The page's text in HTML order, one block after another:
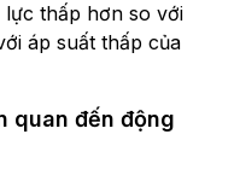
thấp hơn so với
áp suất thấp của
quan đến động